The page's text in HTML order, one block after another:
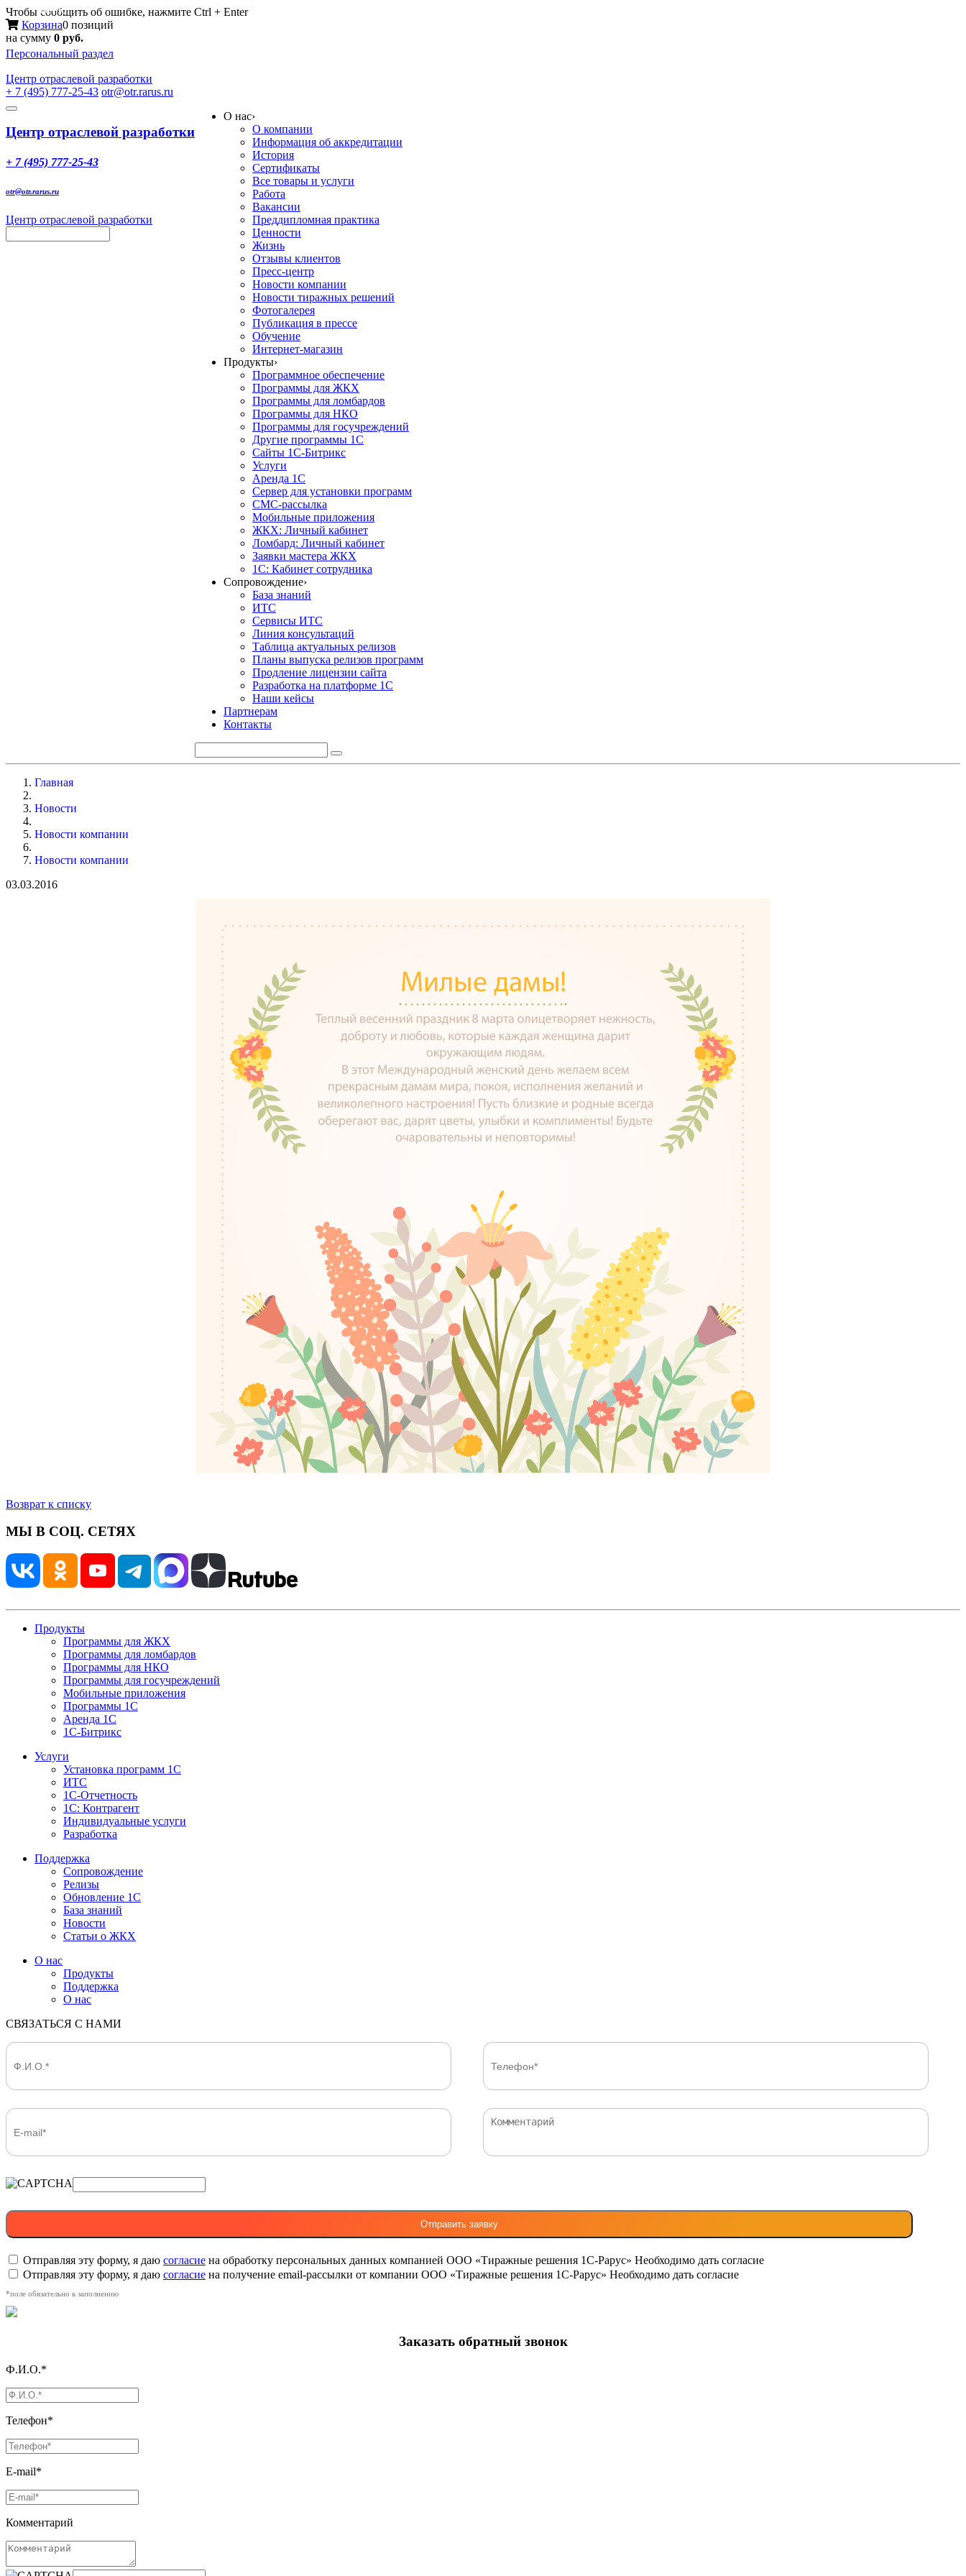
Чтобы сообщить об ошибке, нажмите Ctrl + Enter
Корзина0 позиций
на сумму 0 руб.
Персональный раздел
Центр отраслевой разработки
+ 7 (495) 777-25-43 otr@otr.rarus.ru
Toggle
Меню
Центр отраслевой разработки
+ 7 (495) 777-25-43
otr@otr.rarus.ru
Центр отраслевой разработки
О нас›
О компании
Информация об аккредитации
История
Сертификаты
Все товары и услуги
Работа
Вакансии
Преддипломная практика
Ценности
Жизнь
Отзывы клиентов
Пресс-центр
Новости компании
Новости тиражных решений
Фотогалерея
Публикация в прессе
Обучение
Интернет-магазин
Продукты›
Программное обеспечение
Программы для ЖКХ
Программы для ломбардов
Программы для НКО
Программы для госучреждений
Другие программы 1С
Сайты 1С-Битрикс
Услуги
Аренда 1С
Сервер для установки программ
СМС-рассылка
Мобильные приложения
ЖКХ: Личный кабинет
Ломбард: Личный кабинет
Заявки мастера ЖКХ
1С: Кабинет сотрудника
Сопровождение›
База знаний
ИТС
Сервисы ИТС
Линия консультаций
Таблица актуальных релизов
Планы выпуска релизов программ
Продление лицензии сайта
Разработка на платформе 1С
Наши кейсы
Партнерам
Контакты
Главная
Новости
Новости компании
Новости компании
03.03.2016
Возврат к списку
МЫ В СОЦ. СЕТЯХ
Продукты
Программы для ЖКХ
Программы для ломбардов
Программы для НКО
Программы для госучреждений
Мобильные приложения
Программы 1С
Аренда 1С
1С-Битрикс
Услуги
Установка программ 1С
ИТС
1С-Отчетность
1С: Контрагент
Индивидуальные услуги
Разработка
Поддержка
Сопровождение
Релизы
Обновление 1С
База знаний
Новости
Статьи о ЖКХ
О нас
Продукты
Поддержка
О нас
СВЯЗАТЬСЯ С НАМИ
Отправляя эту форму, я даю согласие на обработку персональных данных компанией ООО «Тиражные решения 1С-Рарус» Необходимо дать согласие
Отправляя эту форму, я даю согласие на получение email-рассылки от компании ООО «Тиражные решения 1С-Рарус» Необходимо дать согласие
*поле обязательно к заполнению
Заказать обратный звонок
Ф.И.О.*
Телефон*
E-mail*
Комментарий